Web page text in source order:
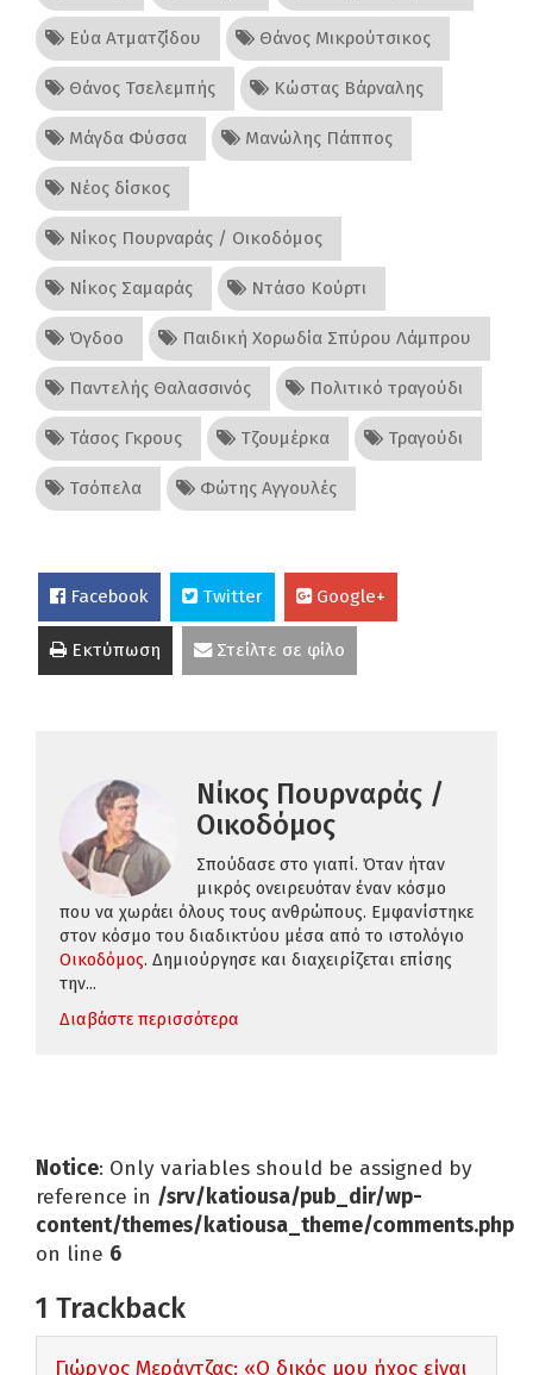
Εύα Ατματζίδου Θάνος Μικρούτσικος
Θάνος Τσελεμπής Κώστας Βάρναλης
Μάγδα Φύσσα Μανώλης Πάππος
Νέος δίσκος
Νίκος Πουρναράς / Οικοδόμος
Νίκος Σαμαράς Ντάσο Κούρτι
Όγδοο Παιδική Χορωδία Σπύρου Λάμπρου
Παντελής Θαλασσινός Πολιτικό τραγούδι
Τάσος Γκρους Τζουμέρκα Τραγούδι
Τσόπελα Φώτης Αγγουλές
Facebook Twitter Google+
Εκτύπωση Στείλτε σε φίλο
Νίκος Πουρναράς /
Οικοδόμος
Σπούδασε στο γιαπί. Όταν ήταν
μικρός ονειρευόταν έναν κόσμο
που να χωράει όλους τους ανθρώπους. Εμφανίστηκε
στον κόσμο του διαδικτύου μέσα από το ιστολόγιο
Οικοδόμος. Δημιούργησε και διαχειρίζεται επίσης
την...
Διαβάστε περισσότερα
Notice: Only variables should be assigned by
reference in /srv/katiousa/pub_dir/wp-
content/themes/katiousa_theme/comments.php
on line 6
1 Trackback
Γιώργος Μεράντζας: «Ο δικός μου ήχος είναι